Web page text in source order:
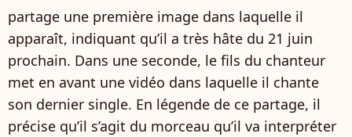
partage une première image dans laquelle il
apparaît, indiquant qu’il a très hâte du 21 juin
prochain. Dans une seconde, le fils du chanteur
met en avant une vidéo dans laquelle il chante
son dernier single. En légende de ce partage, il
précise qu’il s’agit du morceau qu’il va interpréter